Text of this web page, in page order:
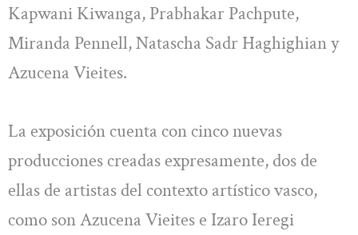
Kapwani Kiwanga, Prabhakar Pachpute,
Miranda Pennell, Natascha Sadr Haghighian y
Azucena Vieites.
La exposición cuenta con cinco nuevas
producciones creadas expresamente, dos de
ellas de artistas del contexto artístico vasco,
como son Azucena Vieites e Izaro Ieregi